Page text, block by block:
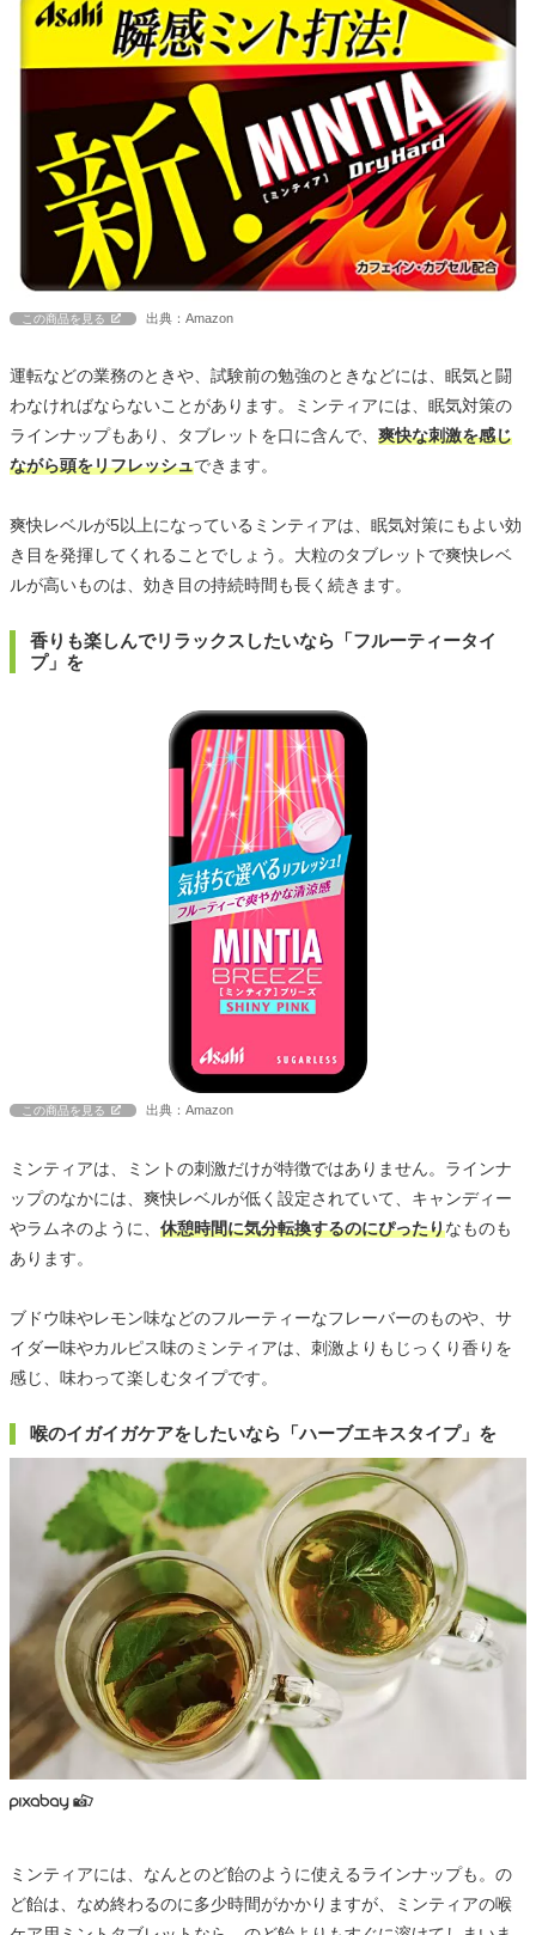
この商品を見る 出典：Amazon
運転などの業務のときや、試験前の勉強のときなどには、眠気と闘
わなければならないことがあります。ミンティアには、眠気対策の
ラインナップもあり、タブレットを口に含んで、 爽快な刺激を感じ
ながら頭をリフレッシュできます。
爽快レベルが5以上になっているミンティアは、眠気対策にもよい効
き目を発揮してくれることでしょう。大粒のタブレットで爽快レベ
ルが高いものは、効き目の持続時間も長く続きます。
香りも楽しんでリラックスしたいなら「フルーティータイ
プ」を
この商品を見る 出典：Amazon
ミンティアは、ミントの刺激だけが特徴ではありません。ラインナ
ップのなかには、爽快レベルが低く設定されていて、キャンディー
やラムネのように、 休憩時間に気分転換するのにぴったりなものも
あります。
ブドウ味やレモン味などのフルーティーなフレーバーのものや、サ
イダー味やカルピス味のミンティアは、刺激よりもじっくり香りを
感じ、味わって楽しむタイプです。
喉のイガイガケアをしたいなら「ハーブエキスタイプ」を
ミンティアには、なんとのど飴のように使えるラインナップも。の
ど飴は、なめ終わるのに多少時間がかかりますが、ミンティアの喉